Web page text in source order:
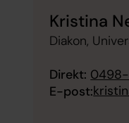
Kristina
Diakon,
Direkt: 0498-
E-post: